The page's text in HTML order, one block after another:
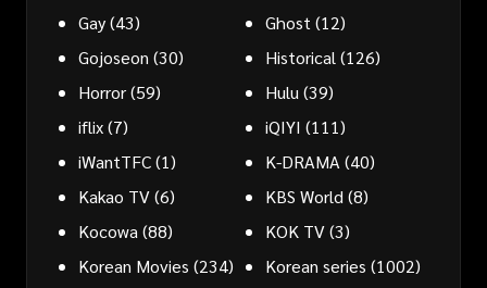
Gay(43) Ghost (12)
Gojoseon (30) Historical (126)
Horror(59) Hulu (39)
iflix(7) iQIYI (111)
iWantTFC(1) K-DRAMA (40)
Kakao TV(6) KBS World (8)
Kocowa (88) KOK TV(3)
Korean Movies (234) Korean series (1002)